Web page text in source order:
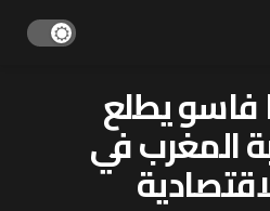
فاسو يطلع
المغرب في